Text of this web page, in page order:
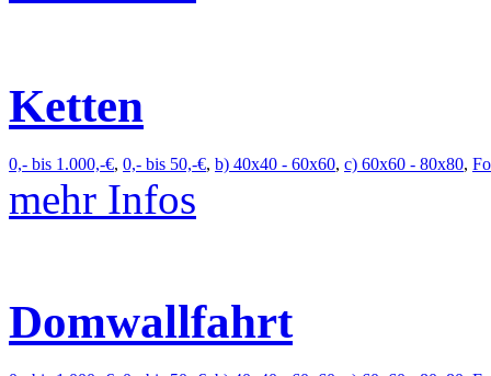
Ketten
0,- bis 1.000,-€, 0,- bis 50,-€, b) 40x40 - 60x60, c) 60x60 - 80x80,
mehr Infos
Domwallfahrt